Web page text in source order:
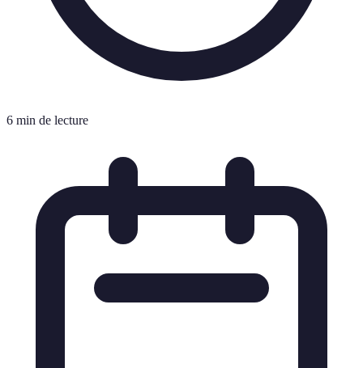
6 min de lecture